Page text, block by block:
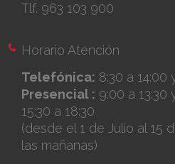
Tlf. 963 103 900
Horario Atención
Telefónica: 8:30 a 14:00
Presencial : 9:00 a
15:30 a 18:30
(desde el 1 de Julio al 15
las mañanas)